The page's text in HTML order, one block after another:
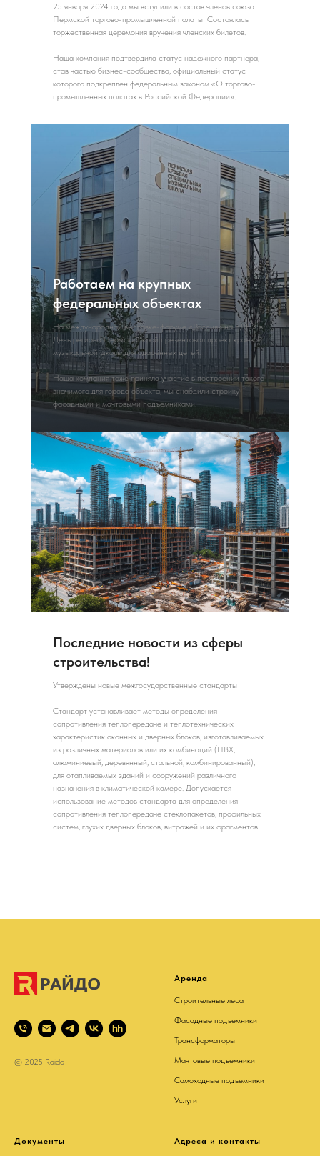
25 января 2024 года мы вступили в состав членов союза
Пермской торгово-промышленной палаты! Состоялась
торжественная церемония вручения членских билетов.
Наша компания подтвердила статус надежного партнера,
став частью бизнес-сообщества, официальный статус
которого подкреплен федеральным законом «О торгово-
промышленных палатах в Российской Федерации».
Работаем на крупных
федеральных объектах
На международной выставке-форуме «Россия» на ВДНХ в
День региона Пермский край презентовал проект краевой
музыкальной школы для одарённых детей.
Наша компания тоже приняла участие в построении такого
значимого для города объекта, мы снабдили стройку
фасадными и мачтовыми подъемниками.
Последние новости из сферы
строительства!
Утверждены новые межгосударственные стандарты
Стандарт устанавливает методы определения
сопротивления теплопередаче и теплотехнических
характеристик оконных и дверных блоков, изготавливаемых
из различных материалов или их комбинаций (ПВХ,
алюминиевый, деревянный, стальной, комбинированный),
для отапливаемых зданий и сооружений различного
назначения в климатической камере. Допускается
использование методов стандарта для определения
сопротивления теплопередаче стеклопакетов, профильных
систем, глухих дверных блоков, витражей и их фрагментов.
© 2025 Raido
Аренда
Строительные леса
Фасадные подъемники
Трансформаторы
Мачтовые подъемники
Самоходные подъемники
Услуги
Документы Адреса и контакты